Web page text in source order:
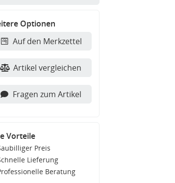
Optionen
Auf den Merkzettel
Artikel vergleichen
Fragen zum Artikel
Vorteile
Preis
Lieferung
Beratung